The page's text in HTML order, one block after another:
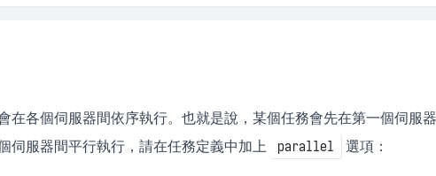
在各個伺服器間依序執行。也就是說，某個任務會先在第一個伺服
伺服器間平行執行，請在任務定義中加上
parallel 選項：